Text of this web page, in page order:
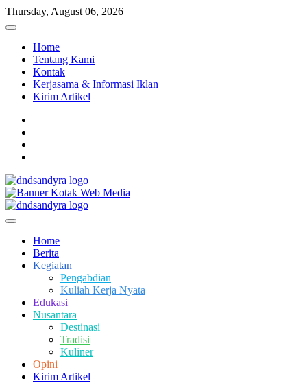
Skip
to
Thursday, August 06, 2026
Home
Tentang Kami
Kontak
Kerjasama & Informasi Iklan
Kirim Artikel
DnD Sandy Ra
Dari Kami Untuk Negeri
Home
Berita
Kegiatan
Pengabdian
Kuliah Kerja Nyata
Edukasi
Nusantara
Destinasi
Tradisi
Kuliner
Opini
Kirim Artikel